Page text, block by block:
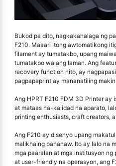
Bukod pa dito, nagkakahalaga ng
F210. Maaari itong awtomatikong
filament ay tumatakbo, upang
tumatakbo walang laman. Ang
recovery function nito, ay
pagpapaprint ay mananatiling
Ang HPRT F210 FDM 3D Printer
at mataas na-kalidad na aparato,
printing enthusiasts, craft creators,
Ang F210 ay disenyo upang
malikhaing pananaw. Ito ay lalo na
mga paaralan at mga institusyon
at user-friendly na operasyon, ang